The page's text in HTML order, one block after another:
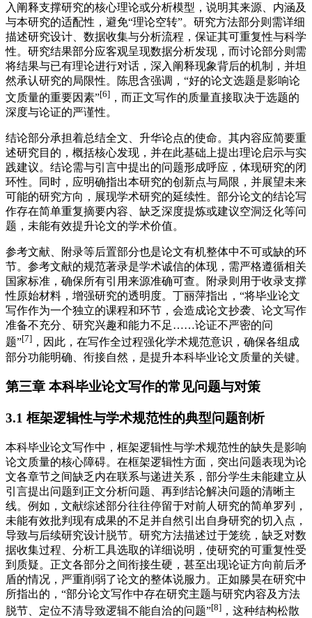
入阐释支撑研究的核心理论或分析模型，说明其来源、内涵及
与本研究的适配性，避免“理论空转”。研究方法部分则需详细
描述研究设计、数据收集与分析流程，保证其可重复性与科学
性。研究结果部分应客观呈现数据分析发现，而讨论部分则需
将结果与已有理论进行对话，深入阐释现象背后的机制，并坦
然承认研究的局限性。陈思含强调，“好的论文选题是影响论
文质量的重要因素”[6] ，而正文写作的质量直接取决于选题的
深度与论证的严谨性。
结论部分承担着总结全文、升华论点的使命。其内容应简要重
述研究目的，概括核心发现，并在此基础上提出理论启示与实
践建议。结论需与引言中提出的问题形成呼应，体现研究的闭
环性。同时，应明确指出本研究的创新点与局限，并展望未来
可能的研究方向，展现学术研究的延续性。部分论文的结论写
作存在简单重复摘要内容、缺乏深度提炼或建议空洞泛化等问
题，未能有效提升论文的学术价值。
参考文献、附录等后置部分也是论文有机整体中不可或缺的环
节。参考文献的规范著录是学术诚信的体现，需严格遵循相关
国家标准，确保所有引用来源准确可查。附录则用于收录支撑
性原始材料，增强研究的透明度。丁丽萍指出，“将毕业论文
写作作为一个独立的课程和环节，会造成论文抄袭、论文写作
准备不充分、研究兴趣和能力不足……论证不严密的问
题”[7] ，因此，在写作全过程强化学术规范意识，确保各组成
部分功能明确、衔接自然，是提升本科毕业论文质量的关键。
第三章 本科毕业论文写作的常见问题与对策
3.1 框架逻辑性与学术规范性的典型问题剖析
本科毕业论文写作中，框架逻辑性与学术规范性的缺失是影响
论文质量的核心障碍。在框架逻辑性方面，突出问题表现为论
文各章节之间缺乏内在联系与递进关系，部分学生未能建立从
引言提出问题到正文分析问题、再到结论解决问题的清晰主
线。例如，文献综述部分往往停留于对前人研究的简单罗列，
未能有效批判现有成果的不足并自然引出自身研究的切入点，
导致与后续研究设计脱节。研究方法描述过于笼统，缺乏对数
据收集过程、分析工具选取的详细说明，使研究的可重复性受
到质疑。正文各部分之间衔接生硬，甚至出现论证方向前后矛
盾的情况，严重削弱了论文的整体说服力。正如滕昊在研究中
所指出的，“部分论文写作中存在研究主题与研究内容及方法
脱节、定位不清导致逻辑不能自洽的问题”[8] ，这种结构松散